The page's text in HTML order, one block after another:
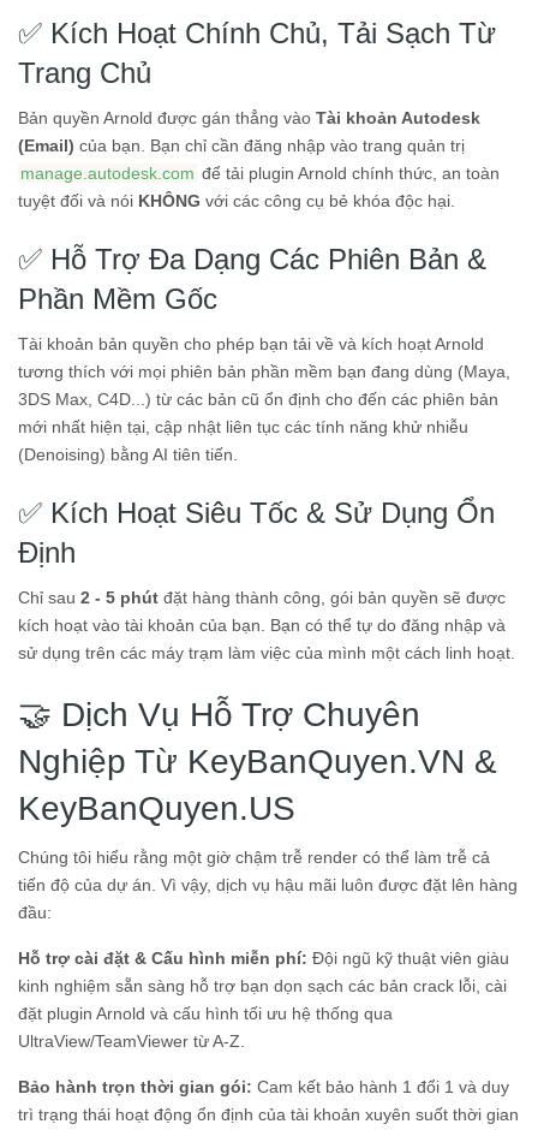
✅ Kích Hoạt Chính Chủ, Tải Sạch Từ
Trang Chủ
Bản quyền Arnold được gán thẳng vào Tài khoản Autodesk
(Email) của bạn. Bạn chỉ cần đăng nhập vào trang quản trị
manage.autodesk.com để tải plugin Arnold chính thức, an toàn
tuyệt đối và nói KHÔNG với các công cụ bẻ khóa độc hại.
✅ Hỗ Trợ Đa Dạng Các Phiên Bản &
Phần Mềm Gốc
Tài khoản bản quyền cho phép bạn tải về và kích hoạt Arnold
tương thích với mọi phiên bản phần mềm bạn đang dùng (Maya,
3DS Max, C4D...) từ các bản cũ ổn định cho đến các phiên bản
mới nhất hiện tại, cập nhật liên tục các tính năng khử nhiễu
(Denoising) bằng AI tiên tiến.
✅ Kích Hoạt Siêu Tốc & Sử Dụng Ổn
Định
Chỉ sau 2 - 5 phút đặt hàng thành công, gói bản quyền sẽ được
kích hoạt vào tài khoản của bạn. Bạn có thể tự do đăng nhập và
sử dụng trên các máy trạm làm việc của mình một cách linh hoạt.
🤝 Dịch Vụ Hỗ Trợ Chuyên
Nghiệp Từ KeyBanQuyen.VN &
KeyBanQuyen.US
Chúng tôi hiểu rằng một giờ chậm trễ render có thể làm trễ cả
tiến độ của dự án. Vì vậy, dịch vụ hậu mãi luôn được đặt lên hàng
đầu:
Hỗ trợ cài đặt & Cấu hình miễn phí: Đội ngũ kỹ thuật viên giàu
kinh nghiệm sẵn sàng hỗ trợ bạn dọn sạch các bản crack lỗi, cài
đặt plugin Arnold và cấu hình tối ưu hệ thống qua
UltraView/TeamViewer từ A-Z.
Bảo hành trọn thời gian gói: Cam kết bảo hành 1 đổi 1 và duy
trì trạng thái hoạt động ổn định của tài khoản xuyên suốt thời gian